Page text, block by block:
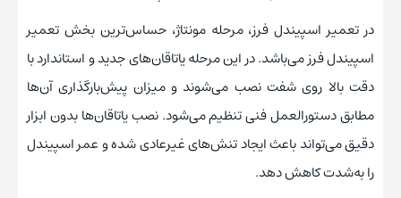
در تعمیر اسپیندل فرز، مرحله مونتاژ، حساس‌ترین بخش تعمیر
اسپیندل فرز می‌باشد. در این مرحله یاتاقان‌های جدید و استاندارد با
دقت بالا روی شفت نصب می‌شوند و میزان پیش‌بارگذاری آن‌ها
مطابق دستورالعمل فنی تنظیم می‌شود. نصب یاتاقان‌ها بدون ابزار
دقیق می‌تواند باعث ایجاد تنش‌های غیرعادی شده و عمر اسپیندل
را به‌شدت کاهش دهد.